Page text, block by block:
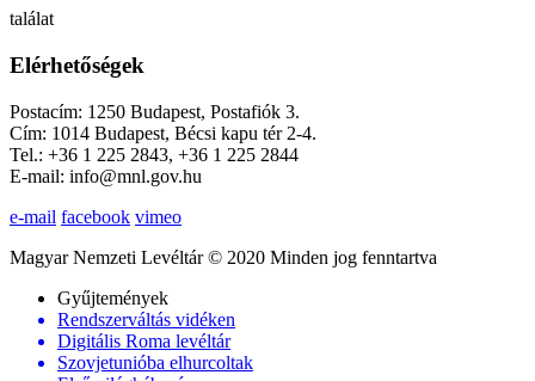
találat
Elérhetőségek
Postacím: 1250 Budapest, Postafiók 3.
Cím: 1014 Budapest, Bécsi kapu tér 2-4.
Tel.: +36 1 225 2843, +36 1 225 2844
E-mail: info@mnl.gov.hu
e-mail facebook vimeo
Magyar Nemzeti Levéltár © 2020 Minden jog fenntartva
Gyűjtemények
Rendszerváltás vidéken
Digitális Roma levéltár
Szovjetunióba elhurcoltak